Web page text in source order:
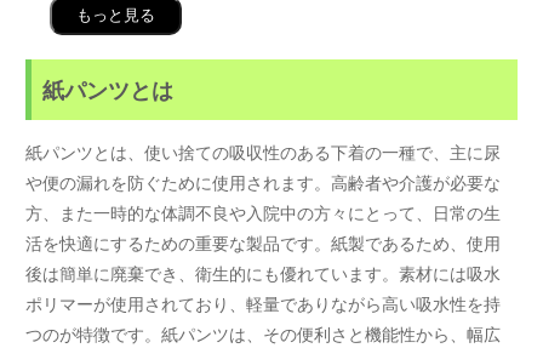
もっと見る
紙パンツとは
紙パンツとは、使い捨ての吸収性のある下着の一種で、主に尿
や便の漏れを防ぐために使用されます。高齢者や介護が必要な
方、また一時的な体調不良や入院中の方々にとって、日常の生
活を快適にするための重要な製品です。紙製であるため、使用
後は簡単に廃棄でき、衛生的にも優れています。素材には吸水
ポリマーが使用されており、軽量でありながら高い吸水性を持
つのが特徴です。紙パンツは、その便利さと機能性から、幅広